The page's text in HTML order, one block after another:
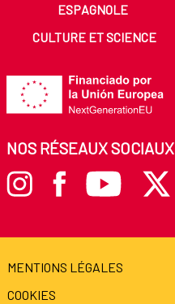
ESPAGNOLE
CULTURE ET SCIENCE
NOS RÉSEAUX SOCIAUX
MENTIONS LÉGALES
COOKIES